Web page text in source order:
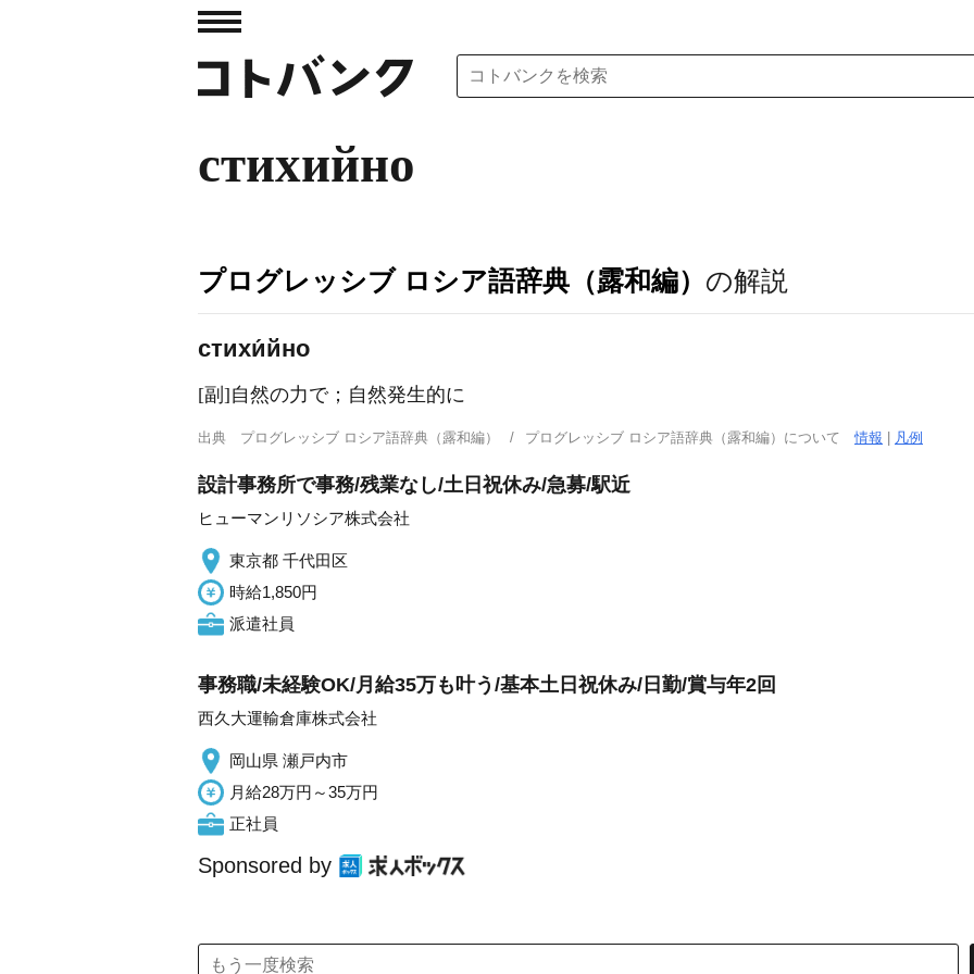
стихийно
プログレッシブ ロシア語辞典（露和編） の解説
стихи́йно
[副]自然の力で；自然発生的に
出典 プログレッシブ ロシア語辞典（露和編） プログレッシブ ロシア語辞典（露和編）について情報 凡例
設計事務所で事務/残業なし/土日祝休み/急募/駅近
ヒューマンリソシア株式会社
東京都 千代田区
時給1,850円
派遣社員
事務職/未経験OK/月給35万も叶う/基本土日祝休み/日勤/賞与年2回
西久大運輸倉庫株式会社
岡山県 瀬戸内市
月給28万円～35万円
正社員
Sponsored by